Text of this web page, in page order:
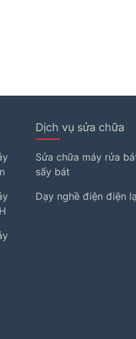
Dịch vụ sửa chữa
Sửa chữa máy rửa
sấy bát
Dạy nghề điện điện